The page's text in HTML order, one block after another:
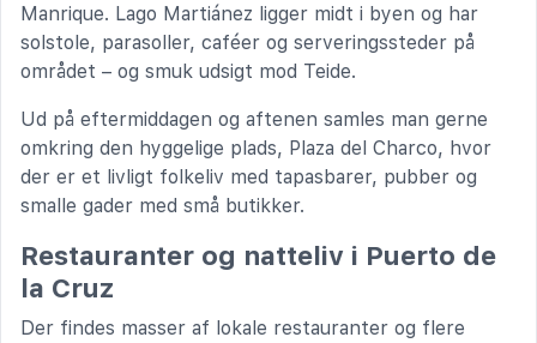
Manrique. Lago Martiánez ligger midt i byen og har
solstole, parasoller, caféer og serveringssteder på
området – og smuk udsigt mod Teide.
Ud på eftermiddagen og aftenen samles man gerne
omkring den hyggelige plads, Plaza del Charco, hvor
der er et livligt folkeliv med tapasbarer, pubber og
smalle gader med små butikker.
Restauranter og natteliv i Puerto de
la Cruz
Der findes masser af lokale restauranter og flere